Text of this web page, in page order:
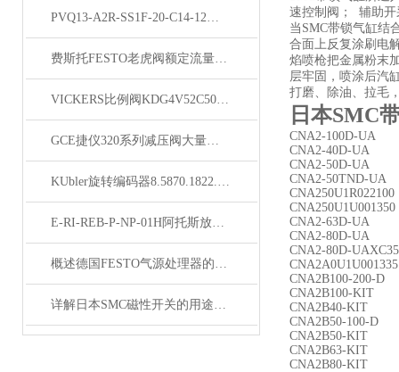
PVQ13-A2R-SS1F-20-C14-12叶片泵型号
费斯托FESTO老虎阀额定流量系数大、可调比大
VICKERS比例阀KDG4V52C50NZMUH730现货经销
GCE捷仪320系列减压阀大量现货
KUbler旋转编码器8.5870.1822.B132使用说明
E-RI-REB-P-NP-01H阿托斯放大器款到发货
概述德国FESTO气源处理器的优点
详解日本SMC磁性开关的用途以及工作原理
速控制阀； 辅助开
当SMC带锁气缸结
合面上反复涂刷电
焰喷枪把金属粉末
层牢固，喷涂后汽
打磨、除油、拉毛
日本SMC
CNA2-100D-UA
CNA2-40D-UA
CNA2-50D-UA
CNA2-50TND-UA
CNA250U1R022100
CNA250U1U001350
CNA2-63D-UA
CNA2-80D-UA
CNA2-80D-UAXC35
CNA2A0U1U001335
CNA2B100-200-D
CNA2B100-KIT
CNA2B40-KIT
CNA2B50-100-D
CNA2B50-KIT
CNA2B63-KIT
CNA2B80-KIT